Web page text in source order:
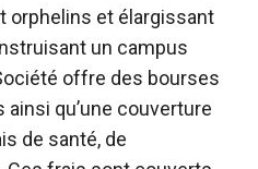
orphelins et élargissant
un campus
offre des bourses
qu’une couverture
de santé, de